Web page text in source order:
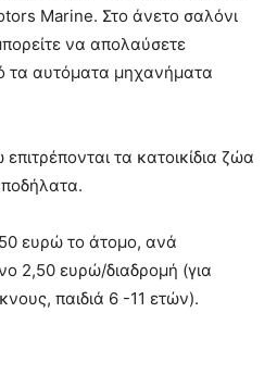
Marine. Στο άνετο σαλόνι
να απολαύσετε
τα αυτόματα μηχανήματα
τα κατοικίδια ζώα
ευρώ το άτομο, ανά
2,50 ευρώ/διαδρομή (για
παιδιά 6 -11 ετών).